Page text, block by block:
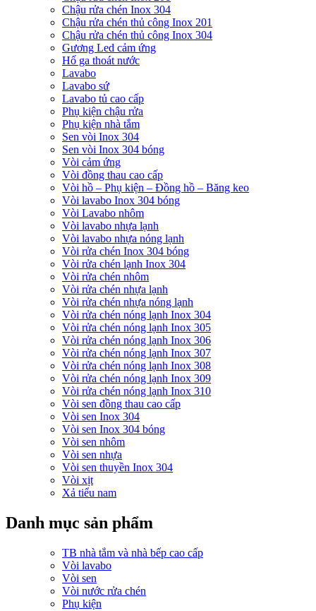
Chậu rửa chén Inox 304
Chậu rửa chén thủ công Inox 201
Chậu rửa chén thủ công Inox 304
Gương Led cảm ứng
Hố ga thoát nước
Lavabo
Lavabo sứ
Lavabo tủ cao cấp
Phụ kiện chậu rửa
Phụ kiện nhà tắm
Sen vòi Inox 304
Sen vòi Inox 304 bóng
Vòi cảm ứng
Vòi đồng thau cao cấp
Vòi hồ – Phụ kiện – Đồng hồ – Băng keo
Vòi lavabo Inox 304 bóng
Vòi Lavabo nhôm
Vòi lavabo nhựa lạnh
Vòi lavabo nhựa nóng lạnh
Vòi rửa chén Inox 304 bóng
Vòi rửa chén lạnh Inox 304
Vòi rửa chén nhôm
Vòi rửa chén nhựa lạnh
Vòi rửa chén nhựa nóng lạnh
Vòi rửa chén nóng lạnh Inox 304
Vòi rửa chén nóng lạnh Inox 305
Vòi rửa chén nóng lạnh Inox 306
Vòi rửa chén nóng lạnh Inox 307
Vòi rửa chén nóng lạnh Inox 308
Vòi rửa chén nóng lạnh Inox 309
Vòi rửa chén nóng lạnh Inox 310
Vòi sen đồng thau cao cấp
Vòi sen Inox 304
Vòi sen Inox 304 bóng
Vòi sen nhôm
Vòi sen nhựa
Vòi sen thuyền Inox 304
Vòi xịt
Xả tiểu nam
Danh mục sản phẩm
TB nhà tắm và nhà bếp cao cấp
Vòi lavabo
Vòi sen
Vòi nước rửa chén
Phụ kiện